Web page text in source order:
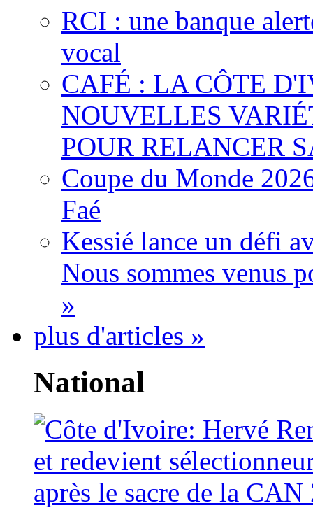
RCI : une banque
vocal
CAFÉ : LA CÔTE
NOUVELLES
POUR RELANCER
Coupe du Monde
Faé
Kessié lance un défi
Nous sommes venus
»
plus d'articles »
National